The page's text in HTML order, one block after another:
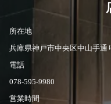
所在地
兵庫県神戸市中央区中山手通
電話
078-595-9980
営業時間